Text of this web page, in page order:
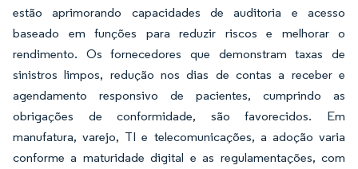
estão aprimorando capacidades de auditoria e acesso
baseado em funções para reduzir riscos e melhorar o
rendimento. Os fornecedores que demonstram taxas de
sinistros limpos, redução nos dias de contas a receber e
agendamento responsivo de pacientes, cumprindo as
obrigações de conformidade, são favorecidos. Em
manufatura, varejo, TI e telecomunicações, a adoção varia
conforme a maturidade digital e as regulamentações, com